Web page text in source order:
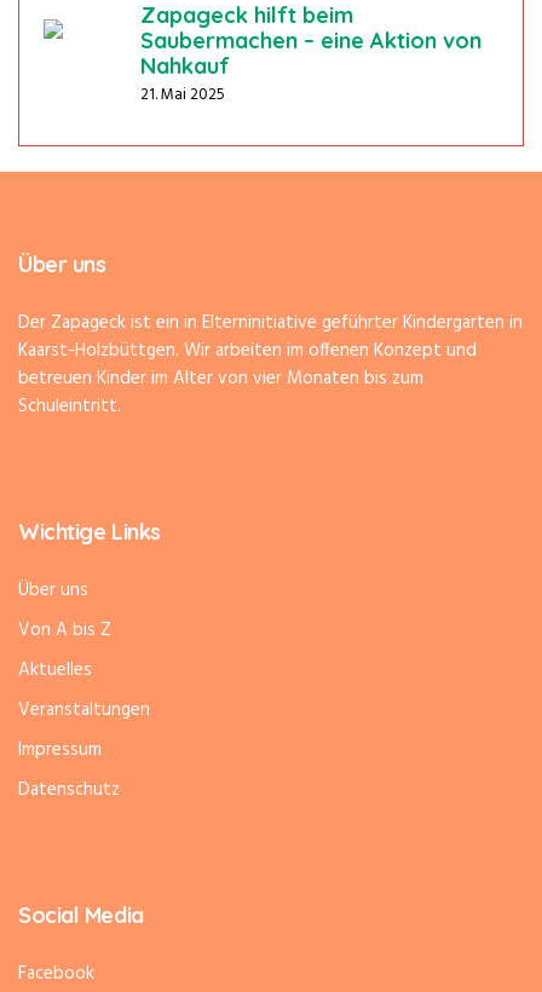
Zapageck hilft beim
Saubermachen – eine Aktion von
Nahkauf
21. Mai 2025
Über uns
Der Zapageck ist ein in Elterninitiative geführter Kindergarten in
Kaarst-Holzbüttgen. Wir arbeiten im offenen Konzept und
betreuen Kinder im Alter von vier Monaten bis zum
Schuleintritt.
Wichtige Links
Über uns
Von A bis Z
Aktuelles
Veranstaltungen
Impressum
Datenschutz
Social Media
Facebook